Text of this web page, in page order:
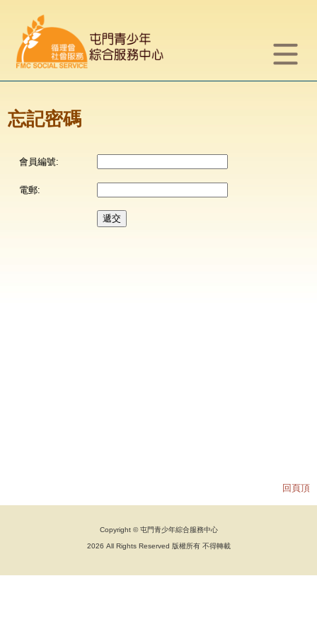
忘記密碼
會員編號:
電郵:
回頁頂
Copyright © 屯門青少年綜合服務中心
2026 All Rights Reserved 版權所有 不得轉載